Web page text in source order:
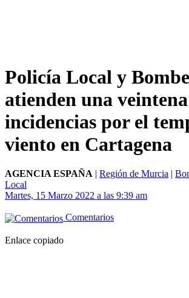
Policía Local y
atienden una
incidencias por el
viento en Cartagena
AGENCIA ESPAÑA | Región de Murcia |
Local
Martes, 15 Marzo 2022 a las 9:39 am
Comentarios
Enlace copiado